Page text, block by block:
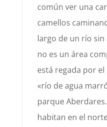
común ver una
camellos
largo de un río sin
no es un área
está regada por el
«río de agua
parqueAberdares.
habitan en el